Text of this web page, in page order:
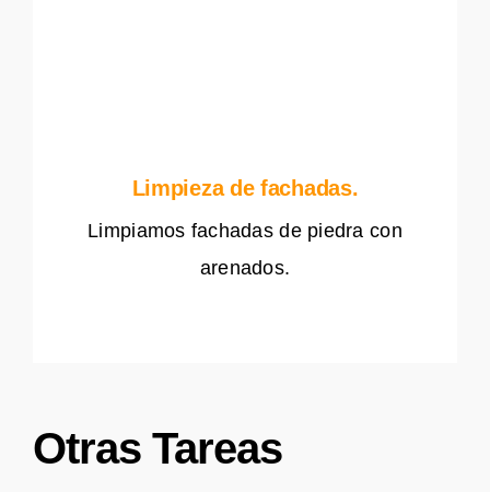
Limpieza de fachadas.
Limpiamos fachadas de piedra con
arenados.
Otras Tareas